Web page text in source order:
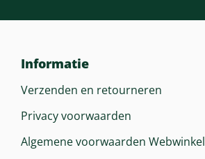
Informatie
Verzenden en retourneren
Privacy voorwaarden
Algemene voorwaarden Webwinkel